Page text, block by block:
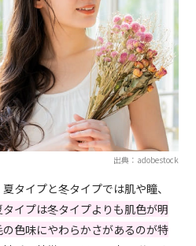
出典：adobestock
タイプと冬タイプでは肌や瞳、
タイプは冬タイプよりも肌色が明
色味にやわらかさがあるのが特